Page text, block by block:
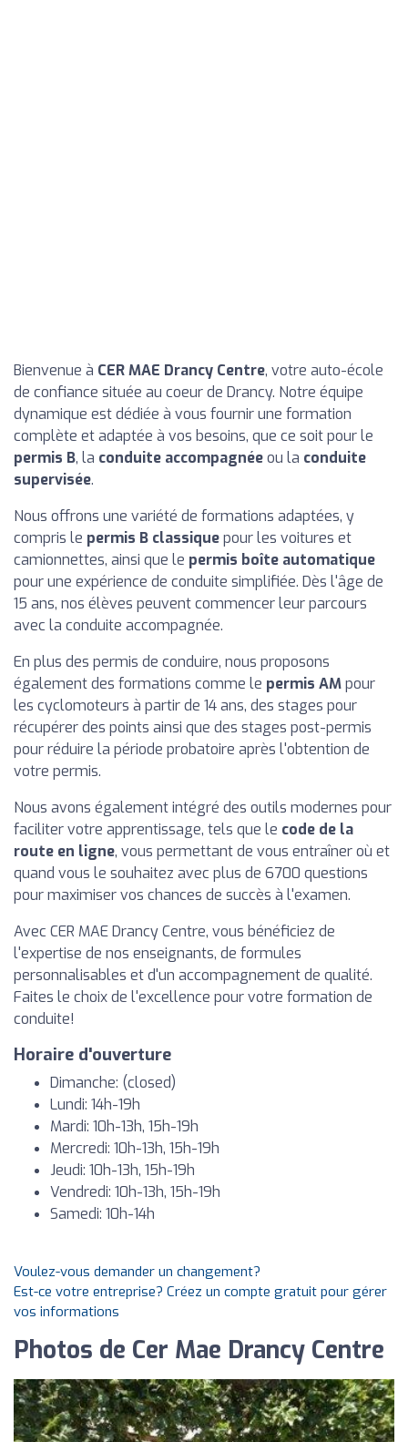
Bienvenue à CER MAE Drancy Centre, votre auto-école
de confiance située au coeur de Drancy. Notre équipe
dynamique est dédiée à vous fournir une formation
complète et adaptée à vos besoins, que ce soit pour le
permis B, la conduite accompagnéeou la conduite
supervisée.
Nous offrons une variété de formations adaptées, y
compris le permis B classiquepour les voitures et
camionnettes, ainsi que le permis boîte automatique
pour une expérience de conduite simplifiée. Dès l'âge de
15 ans, nos élèves peuvent commencer leur parcours
avec la conduite accompagnée.
En plus des permis de conduire, nous proposons
également des formations comme le permis AMpour
les cyclomoteurs à partir de 14 ans, des stages pour
récupérer des points ainsi que des stages post-permis
pour réduire la période probatoire après l'obtention de
votre permis.
Nous avons également intégré des outils modernes pour
faciliter votre apprentissage, tels que le code de la
route en ligne, vous permettant de vous entraîner où et
quand vous le souhaitez avec plus de 6700 questions
pour maximiser vos chances de succès à l'examen.
Avec CER MAE Drancy Centre, vous bénéficiez de
l'expertise de nos enseignants, de formules
personnalisables et d'un accompagnement de qualité.
Faites le choix de l'excellence pour votre formation de
conduite!
Horaire d'ouverture
Dimanche: (closed)
Lundi: 14h-19h
Mardi: 10h-13h, 15h-19h
Mercredi: 10h-13h, 15h-19h
Jeudi: 10h-13h, 15h-19h
Vendredi: 10h-13h, 15h-19h
Samedi: 10h-14h
Voulez-vous demander un changement?
Est-ce votre entreprise? Créez un compte gratuit pour gérer
vos informations
Photos de Cer Mae Drancy Centre